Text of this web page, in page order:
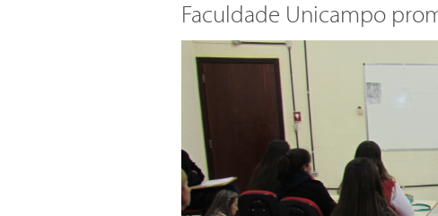
Faculdade Unicampo